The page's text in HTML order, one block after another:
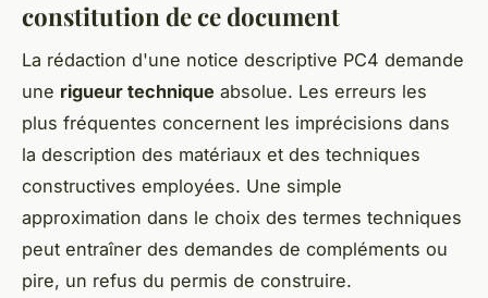
constitution de ce document
La rédaction d'une notice descriptive PC4 demande
une rigueur technique absolue. Les erreurs les
plus fréquentes concernent les imprécisions dans
la description des matériaux et des techniques
constructives employées. Une simple
approximation dans le choix des termes techniques
peut entraîner des demandes de compléments ou
pire, un refus du permis de construire.